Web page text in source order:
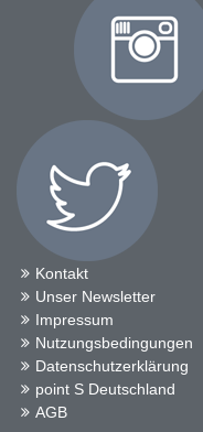
Kontakt
Unser Newsletter
Impressum
Nutzungsbedingungen
Datenschutzerklärung
point S Deutschland
AGB